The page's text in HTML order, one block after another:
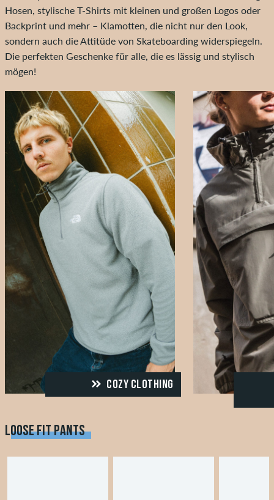
Hosen, stylische T-Shirts mit kleinen und großen Logos oder
Backprint und mehr – Klamotten, die nicht nur den Look,
sondern auch die Attitüde von Skateboarding widerspiegeln.
Die perfekten Geschenke für alle, die es lässig und stylisch
mögen!
COZY CLOTHING
LOOSE FIT PANTS